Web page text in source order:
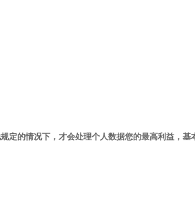
定的情况下，才会处理个人数据您的最高利益，基